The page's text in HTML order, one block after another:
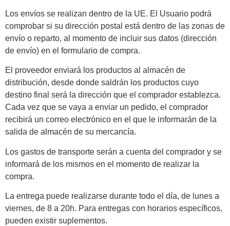
Los envíos se realizan dentro de la UE. El Usuario podrá
comprobar si su dirección postal está dentro de las zonas de
envío o reparto, al momento de incluir sus datos (dirección
de envío) en el formulario de compra.
El proveedor enviará los productos al almacén de
distribución, desde donde saldrán los productos cuyo
destino final será la dirección que el comprador establezca.
Cada vez que se vaya a enviar un pedido, el comprador
recibirá un correo electrónico en el que le informarán de la
salida de almacén de su mercancía.
Los gastos de transporte serán a cuenta del comprador y se
informará de los mismos en el momento de realizar la
compra.
La entrega puede realizarse durante todo el día, de lunes a
viernes, de 8 a 20h. Para entregas con horarios específicos,
pueden existir suplementos.